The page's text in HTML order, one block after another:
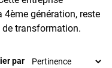
génération, reste
transformation.
par